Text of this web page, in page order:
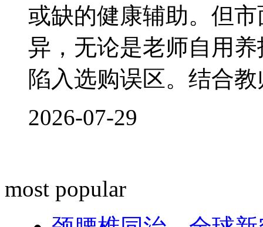
或缺的健康辅助。但
异，无论是老师自用
陷入选购误区。结合
2026-07-29
most popular